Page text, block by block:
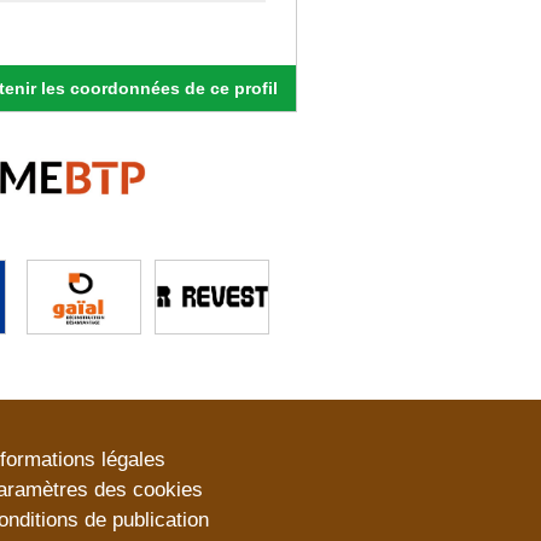
les coordonnées de ce profil
légales
des cookies
de publication